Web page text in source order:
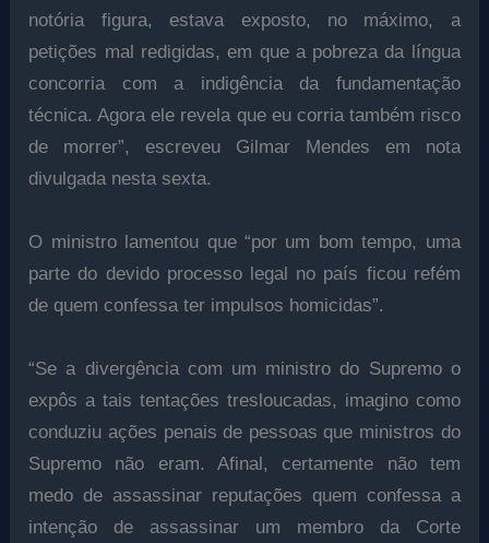
notória figura, estava exposto, no máximo, a
petições mal redigidas, em que a pobreza da língua
concorria com a indigência da fundamentação
técnica. Agora ele revela que eu corria também risco
de morrer”, escreveu Gilmar Mendes em nota
divulgada nesta sexta.
O ministro lamentou que “por um bom tempo, uma
parte do devido processo legal no país ficou refém
de quem confessa ter impulsos homicidas”.
“Se a divergência com um ministro do Supremo o
expôs a tais tentações tresloucadas, imagino como
conduziu ações penais de pessoas que ministros do
Supremo não eram. Afinal, certamente não tem
medo de assassinar reputações quem confessa a
intenção de assassinar um membro da Corte